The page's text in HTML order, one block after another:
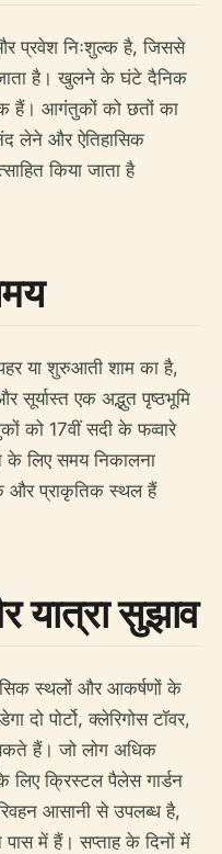
प्रवेश निःशुल्क है, जिससे
है। खुलने के घंटे दैनिक
हैं। आगंतुकों को छतों का
लेने और ऐतिहासिक
किया जाता है
या शुरुआती शाम का है,
सूर्यास्त एक अद्भुत पृष्ठभूमि
को 17वीं सदी के फव्वारे
के लिए समय निकालना
और प्राकृतिक स्थल हैं
सुझाव
स्थलों और आकर्षणों के
पोर्टो, क्लेरिगोस टॉवर,
हैं। जो लोग अधिक
क्रिस्टल पैलेस गार्डन
आसानी से उपलब्ध है,
में हैं। सप्ताह के दिनों में